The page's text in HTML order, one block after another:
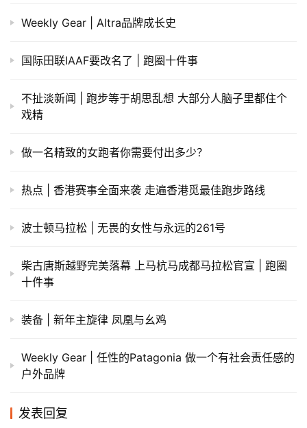
Weekly Gear | Altra品牌成长史
国际田联IAAF要改名了 | 跑圈十件事
不扯淡新闻 | 跑步等于胡思乱想 大部分人脑子里都住个
戏精
做一名精致的女跑者你需要付出多少？
热点 | 香港赛事全面来袭 走遍香港觅最佳跑步路线
波士顿马拉松 | 无畏的女性与永远的261号
柴古唐斯越野完美落幕 上马杭马成都马拉松官宣 | 跑圈
十件事
装备 | 新年主旋律 凤凰与幺鸡
Weekly Gear | 任性的Patagonia 做一个有社会责任感的
户外品牌
发表回复